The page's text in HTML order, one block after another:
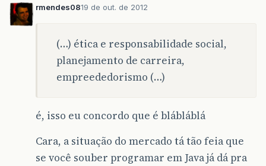
rmendes0819 de out. de 2012
(…) ética e responsabilidade social,
planejamento de carreira,
empreededorismo (…)
é, isso eu concordo que é blábláblá
Cara, a situação do mercado tá tão feia que
se você souber programar em Java já dá pra